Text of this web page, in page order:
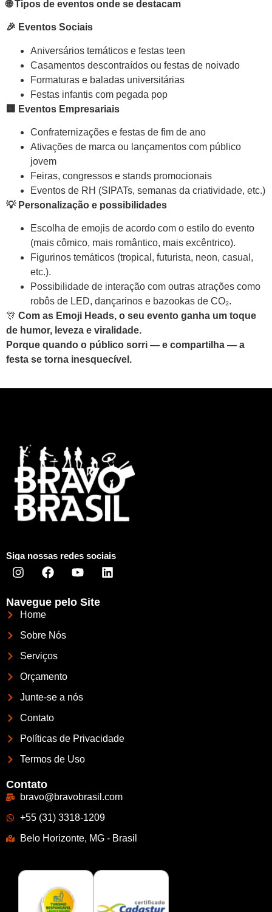
🌐Tipos de eventos onde se destacam
🎉 Eventos Sociais
Aniversários temáticos e festas teen
Casamentos descontraídos ou festas de noivado
Formaturas e baladas universitárias
Festas infantis com pegada pop
🏢
Eventos Empresariais
Confraternizações e festas de fim de ano
Ativações de marca ou lançamentos com público
jovem
Feiras, congressos e stands promocionais
Eventos de RH (SIPATs, semanas da criatividade, etc.)
💡Personalização e possibilidades
Escolha de emojis de acordo com o estilo do evento
(mais cômico, mais romântico, mais excêntrico).
Figurinos temáticos (tropical, futurista, neon, casual,
etc.).
Possibilidade de interação com outras atrações como
robôs de LED, dançarinos e bazookas de CO₂.
🎊 Com as Emoji Heads, o seu evento ganha um toque
de humor, leveza e viralidade.
Porque quando o público sorri — e compartilha — a
festa se torna inesquecível.
Siga nossas redes sociais
Navegue pelo Site
Home
Sobre Nós
Serviços
Orçamento
Junte-se a nós
Contato
Políticas de Privacidade
Termos de Uso
Contato
bravo@bravobrasil.com
+55 (31) 3318-1209
Belo Horizonte, MG - Brasil